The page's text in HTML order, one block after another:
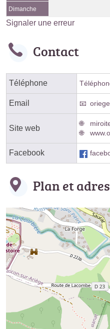
Dimanche
Signaler une erreur
Contact
Téléphone
Email
Site web
Facebook
Plan et